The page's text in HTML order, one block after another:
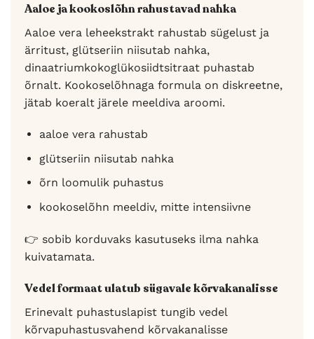
Aaloe ja kookoslõhn rahustavad nahka
Aaloe vera leheekstrakt rahustab sügelust ja
ärritust, glütseriin niisutab nahka,
dinaatriumkokoglükosiidtsitraat puhastab
õrnalt. Kookoselõhnaga formula on diskreetne,
jätab koeralt järele meeldiva aroomi.
aaloe vera rahustab
glütseriin niisutab nahka
õrn loomulik puhastus
kookoselõhn meeldiv, mitte intensiivne
👉 sobib korduvaks kasutuseks ilma nahka
kuivatamata.
Vedel formaat ulatub sügavale kõrvakanalisse
Erinevalt puhastuslapist tungib vedel
kõrvapuhastusvahend kõrvakanalisse